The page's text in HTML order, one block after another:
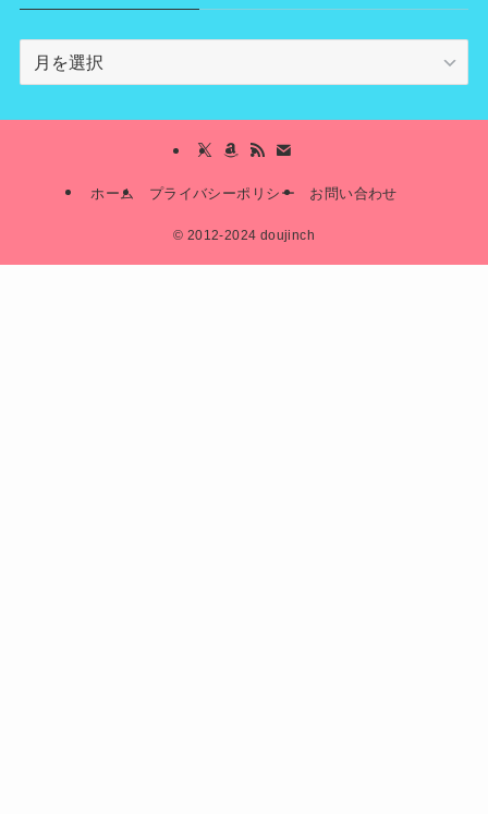
archives
ホーム プライバシーポリシー お問い合わせ
© 2012-2024 doujinch